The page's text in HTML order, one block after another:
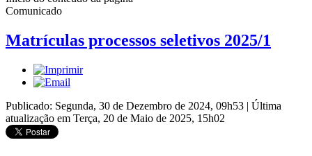
Comunicado
Matrículas processos seletivos 2025/1
Publicado: Segunda, 30 de Dezembro de 2024, 09h53 | Última
atualização em Terça, 20 de Maio de 2025, 15h02